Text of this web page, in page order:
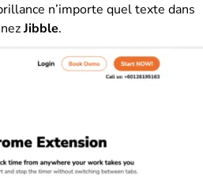
n’importe quel texte dans
Jibble.